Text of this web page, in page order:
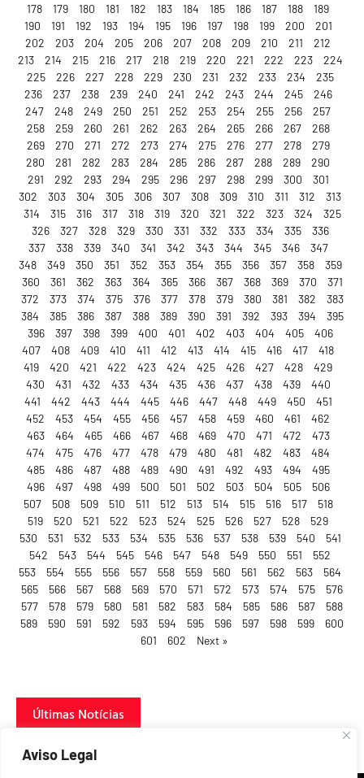
Aviso Legal
178
179 180 181 182 183 184 185 186 187 188
189
190
191 192 193 194 195 196 197 198 199 200
201
202
203 204 205 206 207 208 209 210 211
212
213
214 215 216 217 218 219 220 221 222 223
224
225
226 227 228 229 230 231 232 233 234
235
236
237 238 239 240 241 242 243 244 245
246
247
248 249 250 251 252 253 254 255 256
257
258
259 260 261 262 263 264 265 266 267
268
269
270 271 272 273 274 275 276 277 278
279
280
281 282 283 284 285 286 287 288 289
290
291
292 293 294 295 296 297 298 299 300
301
302
303 304 305 306 307 308 309 310 311 312
313
314
315 316 317 318 319 320 321 322 323 324
325
326
327 328 329 330 331 332 333 334 335
336
337
338 339 340 341 342 343 344 345 346
347
348
349 350 351 352 353 354 355 356 357 358
359
360
361 362 363 364 365 366 367 368 369 370
371
372
373 374 375 376 377 378 379 380 381 382
383
384
385 386 387 388 389 390 391 392 393 394
395
396
397 398 399 400 401 402 403 404 405
406
407
408 409 410 411 412 413 414 415 416 417
418
419
420 421 422 423 424 425 426 427 428
429
430
431 432 433 434 435 436 437 438 439
440
441
442 443 444 445 446 447 448 449 450
451
452
453 454 455 456 457 458 459 460 461
462
463
464 465 466 467 468 469 470 471 472
473
474
475 476 477 478 479 480 481 482 483
484
485
486 487 488 489 490 491 492 493 494
495
496
497 498 499 500 501 502 503 504 505
506
507
508 509 510 511 512 513 514 515 516 517
518
519
520 521 522 523 524 525 526 527 528
529
530
531 532 533 534 535 536 537 538 539 540
541
542
543 544 545 546 547 548 549 550 551
552
553
554 555 556 557 558 559 560 561 562 563
564
565
566 567 568 569 570 571 572 573 574 575
576
577
578 579 580 581 582 583 584 585 586 587
588
589
590 591 592 593 594 595 596 597 598 599
600
601
602 Next »
Últimas Notícias